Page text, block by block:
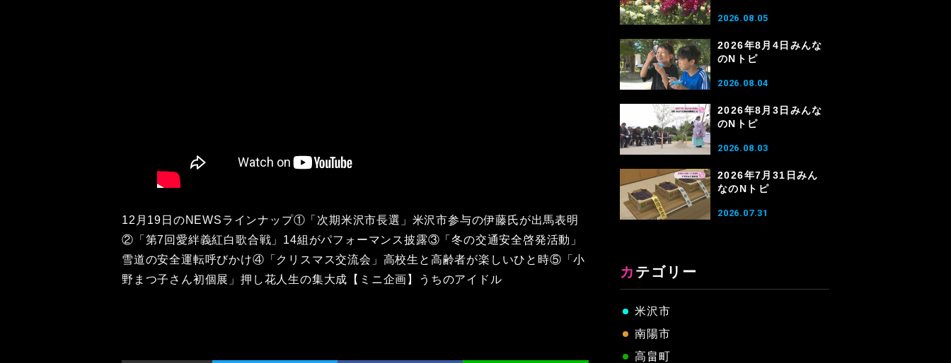
12月19日のNEWSラインナップ①「次期米沢市長選」米沢市参与の伊藤氏が出馬表明
②「第7回愛絆義紅白歌合戦」14組がパフォーマンス披露③「冬の交通安全啓発活動」
雪道の安全運転呼びかけ④「クリスマス交流会」高校生と高齢者が楽しいひと時⑤「小
野まつ子さん初個展」押し花人生の集大成【ミニ企画】うちのアイドル
2026.08.05
2026年8月4日みんな
のNトピ
2026.08.04
2026年8月3日みんな
のNトピ
2026.08.03
2026年7月31日みん
なのNトピ
2026.07.31
カテゴリー
米沢市
南陽市
高畠町